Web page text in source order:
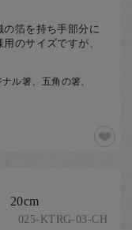
箔を持ち手部分に
のサイズですが、
ル箸、五角の箸、
20cm
025-KTRG-03-CH